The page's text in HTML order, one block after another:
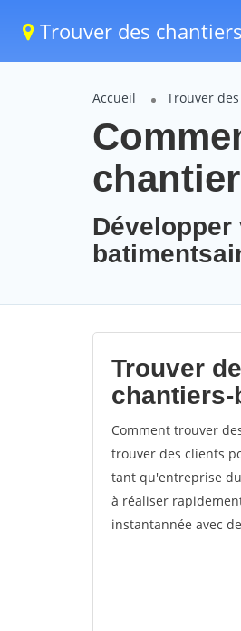
Trouver des chantiers
Accueil Trouver
Trouver
Comment trouver
trouver des clients
tant qu'entreprise
à réaliser
instantannée avec